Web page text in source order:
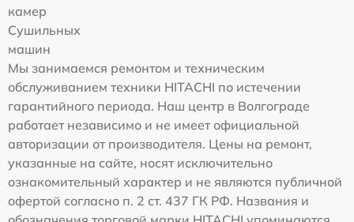
камер
Сушильных
машин
Мы занимаемся ремонтом и техническим
обслуживанием техники HITACHI по истечении
гарантийного периода. Наш центр в Волгограде
работает независимо и не имеет официальной
авторизации от производителя. Цены на ремонт,
указанные на сайте, носят исключительно
ознакомительный характер и не являются публичной
офертой согласно п. 2 ст. 437 ГК РФ. Названия и